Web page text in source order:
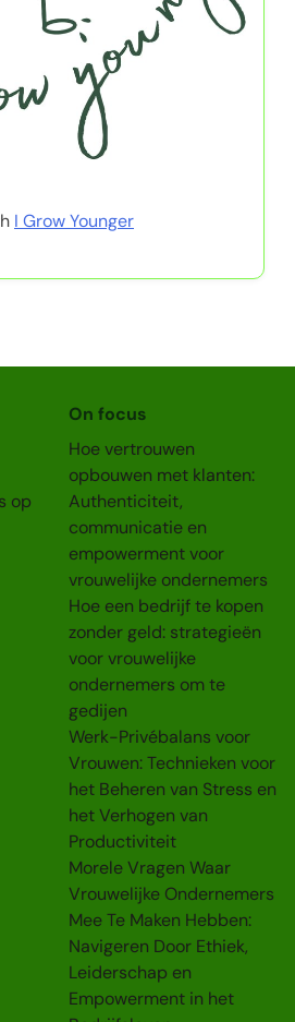
I Grow Younger
op
On focus
Hoe vertrouwen
opbouwen met klanten:
Authenticiteit,
communicatie en
empowerment voor
vrouwelijke ondernemers
Hoe een bedrijf te kopen
zonder geld: strategieën
voor vrouwelijke
ondernemers om te
gedijen
Werk-Privébalans voor
Vrouwen: Technieken voor
het Beheren van Stress en
het Verhogen van
Productiviteit
Morele Vragen Waar
Vrouwelijke Ondernemers
Mee Te Maken Hebben:
Navigeren Door Ethiek,
Leiderschap en
Empowerment in het